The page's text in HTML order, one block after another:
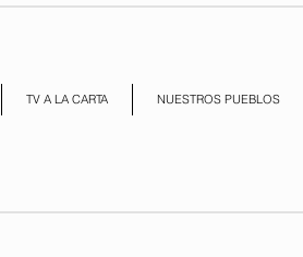
TV A LA CARTA NUESTROS PUEBLOS